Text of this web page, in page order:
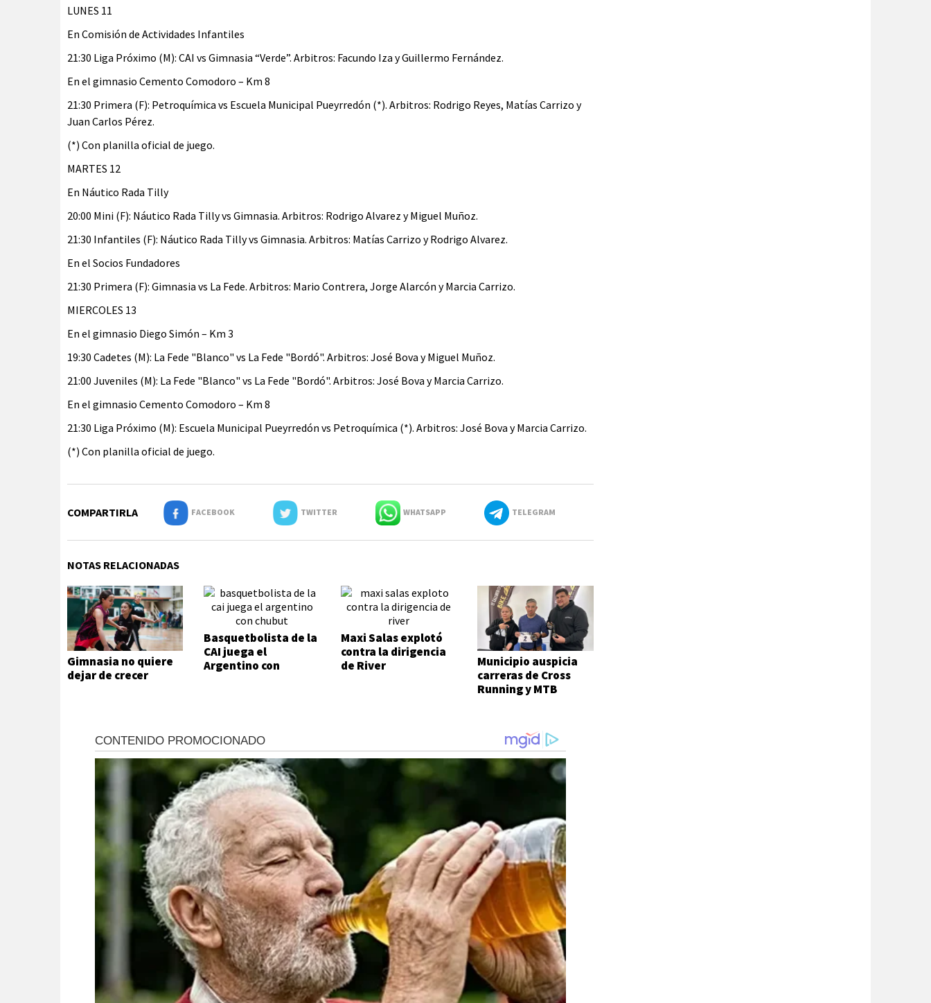
LUNES 11
En Comisión de Actividades Infantiles
21:30 Liga Próximo (M): CAI vs Gimnasia “Verde”. Arbitros: Facundo Iza y Guillermo Fernández.
En el gimnasio Cemento Comodoro – Km 8
21:30 Primera (F): Petroquímica vs Escuela Municipal Pueyrredón (*). Arbitros: Rodrigo Reyes, Matías Carrizo y
Juan Carlos Pérez.
(*) Con planilla oficial de juego.
MARTES 12
En Náutico Rada Tilly
20:00 Mini (F): Náutico Rada Tilly vs Gimnasia. Arbitros: Rodrigo Alvarez y Miguel Muñoz.
21:30 Infantiles (F): Náutico Rada Tilly vs Gimnasia. Arbitros: Matías Carrizo y Rodrigo Alvarez.
En el Socios Fundadores
21:30 Primera (F): Gimnasia vs La Fede. Arbitros: Mario Contrera, Jorge Alarcón y Marcia Carrizo.
MIERCOLES 13
En el gimnasio Diego Simón – Km 3
19:30 Cadetes (M): La Fede "Blanco" vs La Fede "Bordó". Arbitros: José Bova y Miguel Muñoz.
21:00 Juveniles (M): La Fede "Blanco" vs La Fede "Bordó". Arbitros: José Bova y Marcia Carrizo.
En el gimnasio Cemento Comodoro – Km 8
21:30 Liga Próximo (M): Escuela Municipal Pueyrredón vs Petroquímica (*). Arbitros: José Bova y Marcia Carrizo.
(*) Con planilla oficial de juego.
COMPARTIRLA FACEBOOK TWITTER WHATSAPP TELEGRAM
NOTAS RELACIONADAS
Gimnasia no quiere
dejar de crecer
Basquetbolista de la
CAI juega el
Argentino con
Maxi Salas explotó
contra la dirigencia
de River
Municipio auspicia
carreras de Cross
Running y MTB